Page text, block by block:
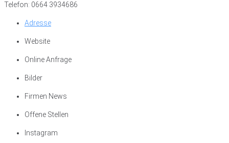
Telefon: 0664 3934686
Adresse
Website
Online Anfrage
Bilder
Firmen News
Offene Stellen
Instagram